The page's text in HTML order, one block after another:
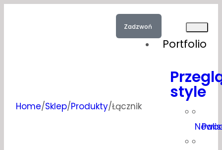
Zadzwoń
Portfolio
style
Home/Sklep/Produkty/Łącznik